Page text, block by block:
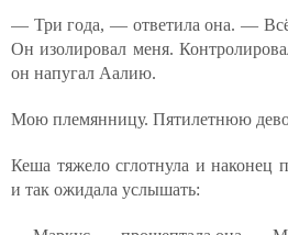
— Три года, — ответила она. — Всё
Он изолировал меня.
он напугал Аалию.
Мою племянницу. Пятилетнюю
Кеша тяжело сглотнула и наконец
и так ожидала услышать: